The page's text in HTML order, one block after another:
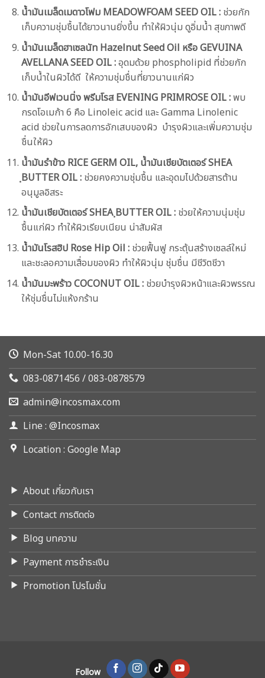
น้ำมันเมล็ดเมดาวโฟม MEADOWFOAM SEED OIL : ช่วยกัก
เก็บความชุ่มชื้นได้ยาวนานยิ่งขึ้น ทำให้ผิวนุ่ม ดูอิ่มน้ำ สุขภาพดี
น้ำมันเมล็ดฮาเซลนัท Hazelnut Seed Oil หรือ GEVUINA
AVELLANA SEED OIL :อุดมด้วย phospholipid ที่ช่วยกัก
เก็บน้ำในผิวได้ดี ให้ความชุ่มชื่นที่ยาวนานแก่ผิว
น้ำมันอีฟเวนนิ่ง พรีมโรส EVENING PRIMROSE OIL :พบ
กรดโอเมก้า 6 คือ Linoleic acid และ Gamma Linolenic
acid ช่วยในการลดการอักเสบของผิว บำรุงผิวและเพิ่มความชุ่ม
ชื่นให้ผิว
น้ำมันรำข้าว RICE GERM OIL, น้ำมันเชียบัตเตอร์ SHEA
ฺBUTTER OIL : ช่วยคงความชุ่มชื้น และอุดมไปด้วยสารต้าน
อนุมูลอิสระ
น้ำมันเชียบัตเตอร์ SHEA ฺBUTTER OIL : ช่วยให้ความนุ่มชุ่ม
ชื้นแก่ผิว ทำให้ผิวเรียบเนียน น่าสัมผัส
น้ำมันโรสฮิป Rose Hip Oil : ช่วยฟื้นฟู กระตุ้นสร้างเซลล์ใหม่
และชะลอความเสื่อมของผิว ทำให้ผิวนุ่ม ชุ่มชื่น มีชีวิตชีวา
น้ำมันมะพร้าว COCONUT OIL : ช่วยบำรุงผิวหน้าและผิวพรรณ
ให้ชุ่มชื่นไม่แห้งกร้าน
Mon-Sat 10.00-16.30
083-0871456 / 083-0878579
admin@incosmax.com
Line : @Incosmax
Location : Google Map
About เกี่ยวกับเรา
Contact การติดต่อ
Blog บทความ
Payment การชำระเงิน
Promotion โปรโมชั่น
Follow